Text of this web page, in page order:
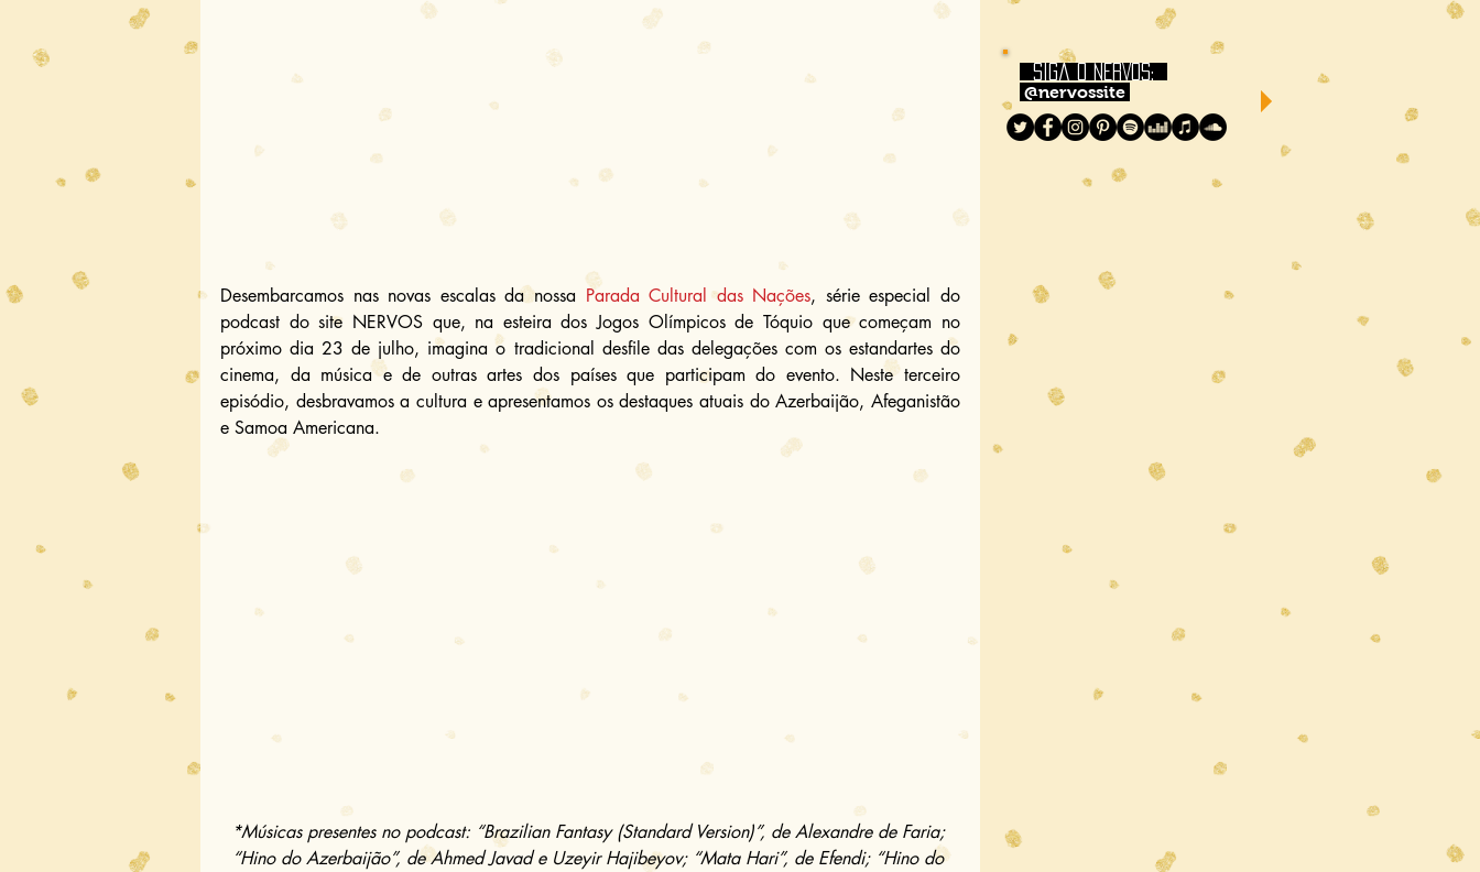
Desembarcamos nas novas escalas da nossa Parada Cultural das Nações, série especial do
podcast do site NERVOS que, na esteira dos Jogos Olímpicos de Tóquio que começam no
próximo dia 23 de julho, imagina o tradicional desfile das delegações com os estandartes do
cinema, da música e de outras artes dos países que participam do evento. Neste terceiro
episódio, desbravamos a cultura e apresentamos os destaques atuais do Azerbaijão, Afeganistão
e Samoa Americana.
*Músicas presentes no podcast: “Brazilian Fantasy (Standard Version)”, de Alexandre de Faria;
“Hino do Azerbaijão”, de Ahmed Javad e Uzeyir Hajibeyov; “Mata Hari”, de Efendi; “Hino do
siga o NERVOS:
@nervossite